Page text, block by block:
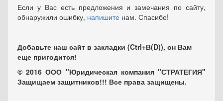
Если у Вас есть предложения и замечания по сайту,
обнаружили ошибку, напишите нам. Спасибо!
Добавьте наш сайт в закладки (Ctrl+В(D)), он Вам
еще пригодится!
© 2016 ООО "Юридическая компания "СТРАТЕГИЯ"
Защищаем защитников!!! Все права защищены.